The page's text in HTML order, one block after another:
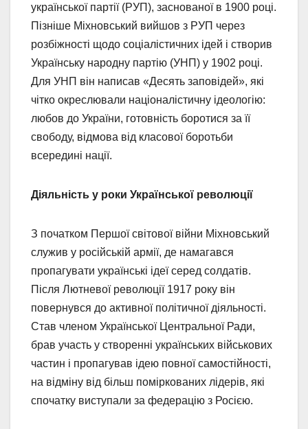
української партії (РУП), заснованої в 1900 році.
Пізніше Міхновський вийшов з РУП через
розбіжності щодо соціалістичних ідей і створив
Українську народну партію (УНП) у 1902 році.
Для УНП він написав «Десять заповідей», які
чітко окреслювали націоналістичну ідеологію:
любов до України, готовність боротися за її
свободу, відмова від класової боротьби
всередині нації.
Діяльність у роки Української революції
З початком Першої світової війни Міхновський
служив у російській армії, де намагався
пропагувати українські ідеї серед солдатів.
Після Лютневої революції 1917 року він
повернувся до активної політичної діяльності.
Став членом Української Центральної Ради,
брав участь у створенні українських військових
частин і пропагував ідею повної самостійності,
на відміну від більш поміркованих лідерів, які
спочатку виступали за федерацію з Росією.